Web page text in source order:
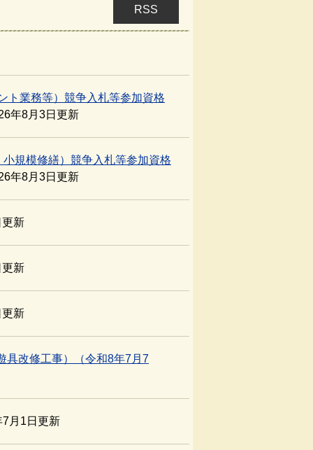
業務等）競争入札等参加資格
年8月3日更新
規模修繕）競争入札等参加資格
年8月3日更新
新
新
新
改修工事）（令和8年7月7
7月1日更新
RSS